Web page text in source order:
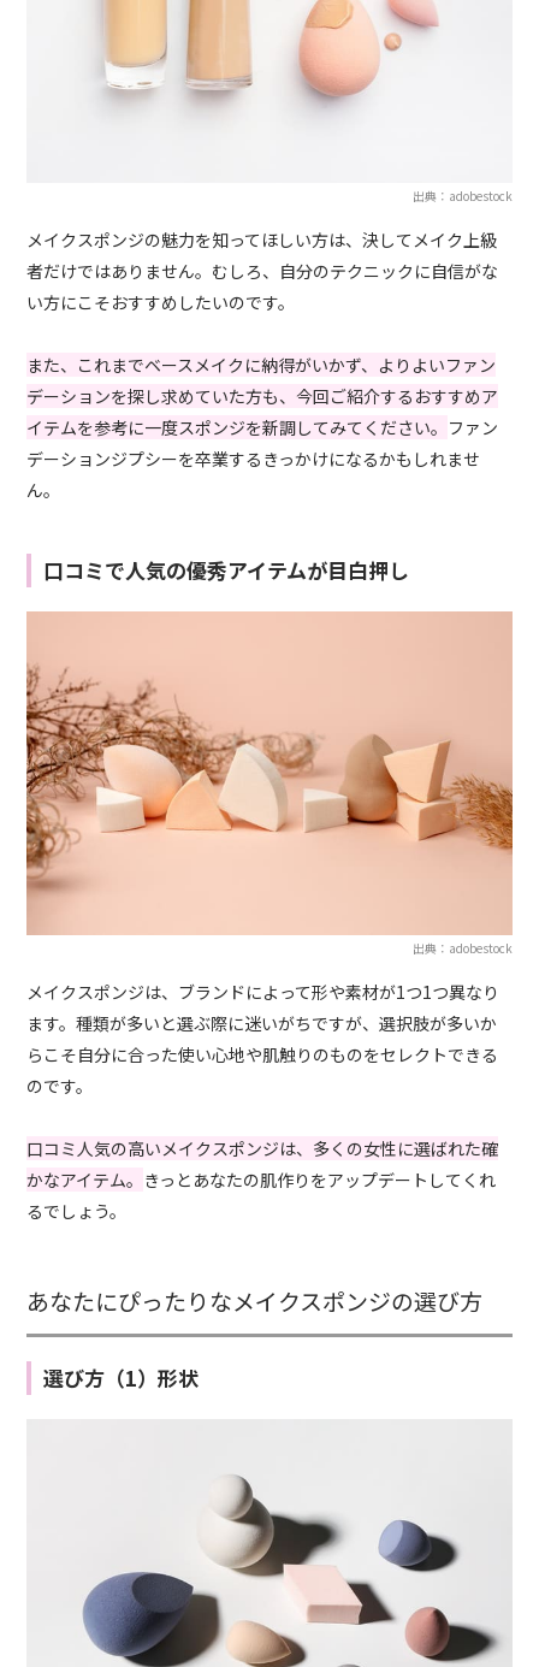
出典：adobestock
メイクスポンジの魅力を知ってほしい方は、決してメイク上級
者だけではありません。むしろ、自分のテクニックに自信がな
い方にこそおすすめしたいのです。
また、これまでベースメイクに納得がいかず、よりよいファン
デーションを探し求めていた方も、今回ご紹介するおすすめア
イテムを参考に一度スポンジを新調してみてください。 ファン
デーションジプシーを卒業するきっかけになるかもしれませ
ん。
口コミで人気の優秀アイテムが目白押し
出典：adobestock
メイクスポンジは、ブランドによって形や素材が1つ1つ異なり
ます。種類が多いと選ぶ際に迷いがちですが、選択肢が多いか
らこそ自分に合った使い心地や肌触りのものをセレクトできる
のです。
口コミ人気の高いメイクスポンジは、多くの女性に選ばれた確
かなアイテム。 きっとあなたの肌作りをアップデートしてくれ
るでしょう。
あなたにぴったりなメイクスポンジの選び方
選び方（1）形状